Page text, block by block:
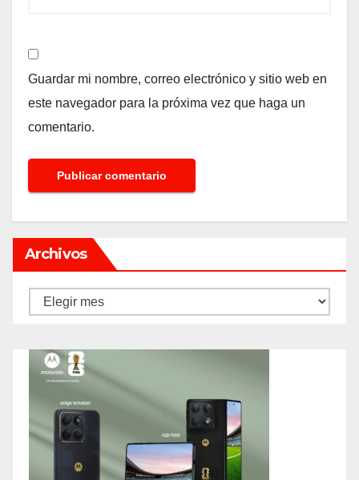
Guardar mi nombre, correo electrónico y sitio web en
este navegador para la próxima vez que haga un
comentario.
Archivos
Archivos